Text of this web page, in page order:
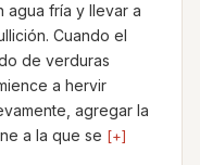
agua fría y llevar a
Cuando el
de verduras
a hervir
agregar la
a la que se [+]